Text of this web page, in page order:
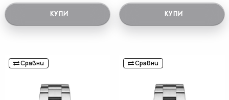
КУПИ КУПИ
Сравни Сравни